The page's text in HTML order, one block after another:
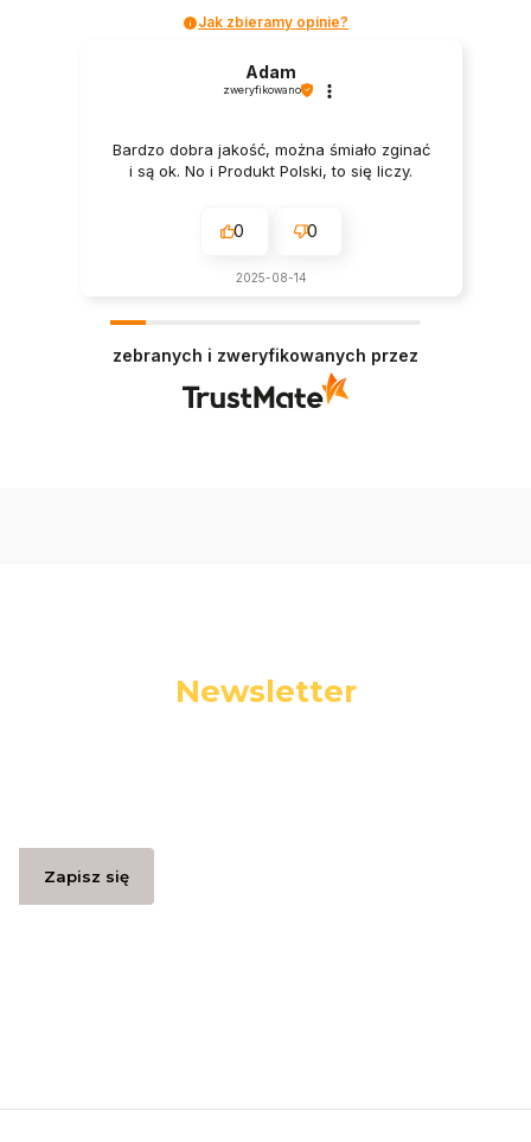
Jak zbieramy opinie?
Adam
zweryfikowano
Bardzo dobra jakość, można śmiało zginać
i są ok. No i Produkt Polski, to się liczy.
0 0
2025-08-14
zebranych i zweryfikowanych przez
Newsletter
Zapisz się